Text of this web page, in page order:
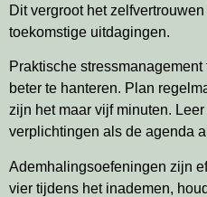
Dit vergroot het
toekomstige uitdagingen.
Praktische
beter te hanteren. Plan
zijn het maar vijf minuten.
verplichtingen als de agenda
Ademhalingsoefeningen zijn
vier tijdens het inademen,